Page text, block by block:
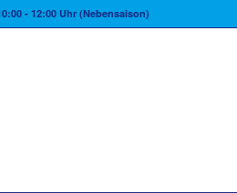
- 12:00 Uhr (Nebensaison)